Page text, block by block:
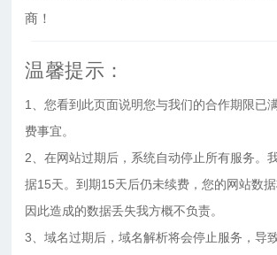
商！
温馨提示：
1、您看到此页面说明您与我们的合作期限已
费事宜。
2、在网站过期后，系统自动停止所有服务。
据15天。到期15天后仍未续费，您的网站数据
因此造成的数据丢失我方概不负责。
3、域名过期后，域名解析将会停止服务，导